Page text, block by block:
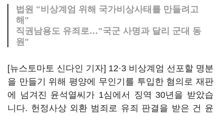
법원 "비상계엄 위해 국가비상사태를 만들려고
해"
직권남용도 유죄로…"국군 사명과 달리 군대 동
원"
[뉴스토마토 신다인 기자] 12·3 비상계엄 선포할 명분
을 만들기 위해 평양에 무인기를 투입한 혐의로 재판
에 넘겨진 윤석열씨가 1심에서 징역 30년을 받았습
니다. 헌정사상 외환 범죄로 유죄 판결을 받은 건 윤